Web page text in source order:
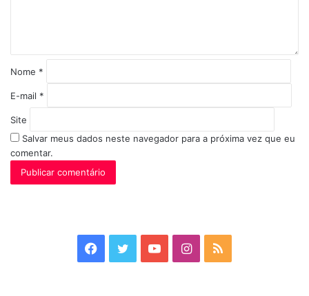
o
*
Nome *
E-mail *
Site
Salvar meus dados neste navegador para a próxima vez que eu
comentar.
Facebook
TwitterYouTubeInstagram
RSS